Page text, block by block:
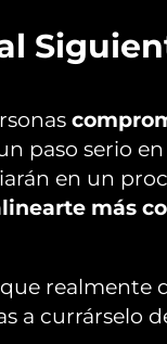
paso serio
en un
más
realmente
a currárselo